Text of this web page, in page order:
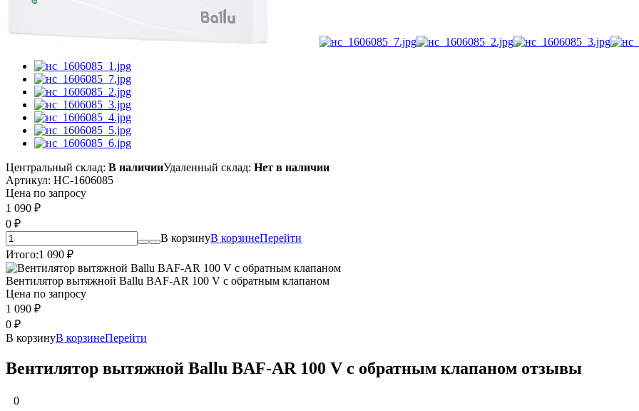
Центральный склад: В наличииУдаленный склад: Нет в наличии
Артикул: НС-1606085
Цена по запросу
1 090 ₽
0 ₽
В корзинуВ корзинеПерейти
Итого:1 090 ₽
Вентилятор вытяжной Ballu BAF-AR 100 V с обратным клапаном
Цена по запросу
1 090 ₽
0 ₽
В корзинуВ корзинеПерейти
Вентилятор вытяжной Ballu BAF-AR 100 V с обратным клапаном отзывы
0